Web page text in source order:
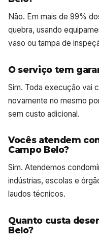
Não. Em mais de 99%
quebra, usando
vaso ou tampa de
O serviço tem
Sim. Toda execução vai
novamente no mesmo
sem custo adicional.
Vocês atendem
Campo Belo?
Sim. Atendemos
indústrias, escolas e
laudos técnicos.
Quanto custa
Belo?